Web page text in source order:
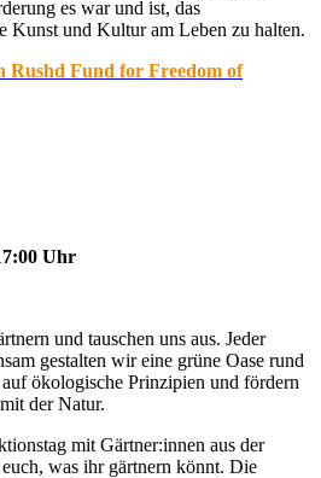
es war und ist, das
Kunst und Kultur am Leben zu halten.
Rushd Fund for Freedom of
Uhr
und tauschen uns aus. Jeder
gestalten wir eine grüne Oase rund
ökologische Prinzipien und fördern
der Natur.
mit Gärtner:innen aus der
was ihr gärtnern könnt. Die